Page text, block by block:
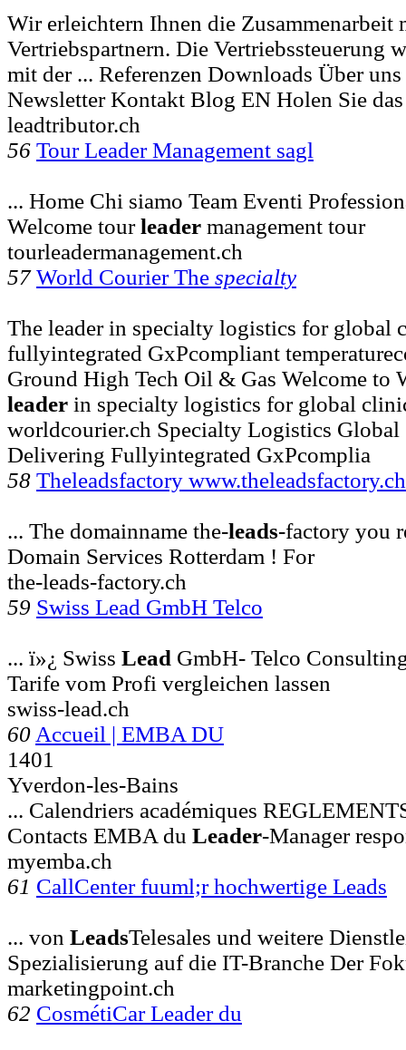
Wir erleichtern Ihnen die Zusammenarbeit
Vertriebspartnern. Die Vertriebssteuerung
mit der ... Referenzen Downloads Über
Newsletter Kontakt Blog EN Holen Sie
leadtributor.ch
56 Tour Leader Management sagl
... Home Chi siamo Team Eventi
Welcome tourleader management tour
tourleadermanagement.ch
57 World Courier The specialty
The leader in specialty logistics for global
fullyintegrated GxPcompliant
Ground High Tech Oil & Gas Welcome to
leader in specialty logistics for global
worldcourier.ch Specialty Logistics
Delivering Fullyintegrated GxPcomplia
58 Theleadsfactory
... The domainname the-leads-factory you
Domain Services Rotterdam ! For
the-leads-factory.ch
59 Swiss Lead GmbH Telco
... ï»¿ Swiss Lead GmbH- Telco
Tarife vom Profi vergleichen lassen
swiss-lead.ch
60 Accueil | EMBA DU
1401
Yverdon-les-Bains
... Calendriers académiques
Contacts EMBA du Leader-Manager
myemba.ch
61 CallCenter fuuml;r hochwertige Leads
... von LeadsTelesales und weitere
Spezialisierung auf die IT-Branche Der
marketingpoint.ch
62 CosmétiCar Leader du